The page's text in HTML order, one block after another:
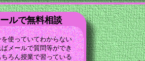
ルで無料相談
使っていてわからない
メールで質問等ができ
ろん授業で習っている